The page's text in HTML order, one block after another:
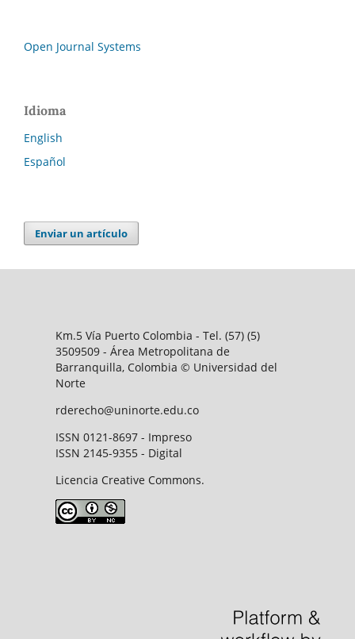
Open Journal Systems
Idioma
English
Español
Enviar un artículo
Km.5 Vía Puerto Colombia - Tel. (57) (5)
3509509 - Área Metropolitana de
Barranquilla, Colombia © Universidad del
Norte
rderecho@uninorte.edu.co
ISSN 0121-8697 - Impreso
ISSN 2145-9355 - Digital
Licencia Creative Commons.